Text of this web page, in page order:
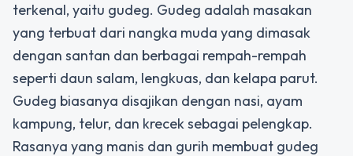
terkenal, yaitu gudeg. Gudeg adalah masakan
yang terbuat dari nangka muda yang dimasak
dengan santan dan berbagai rempah-rempah
seperti daun salam, lengkuas, dan kelapa parut.
Gudeg biasanya disajikan dengan nasi, ayam
kampung, telur, dan krecek sebagai pelengkap.
Rasanya yang manis dan gurih membuat gudeg